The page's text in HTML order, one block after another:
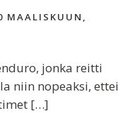
MAALISKUUN,
jonka reitti
niin nopeaksi, ettei
[…]